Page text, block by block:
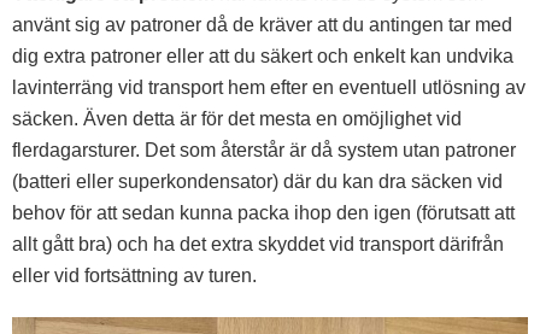
använt sig av patroner då de kräver att du antingen tar med
dig extra patroner eller att du säkert och enkelt kan undvika
lavinterräng vid transport hem efter en eventuell utlösning av
säcken. Även detta är för det mesta en omöjlighet vid
flerdagarsturer. Det som återstår är då system utan patroner
(batteri eller superkondensator) där du kan dra säcken vid
behov för att sedan kunna packa ihop den igen (förutsatt att
allt gått bra) och ha det extra skyddet vid transport därifrån
eller vid fortsättning av turen.